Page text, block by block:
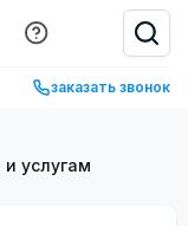
заказать звонок
услугам